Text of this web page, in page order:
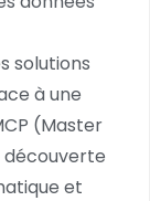
solutions
à une
(Master
et